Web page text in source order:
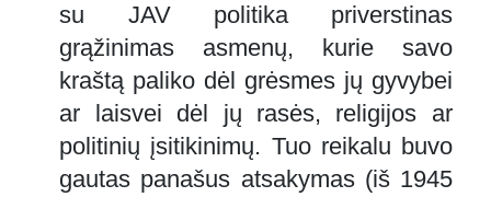
su JAV politika priverstinas
grąžinimas asmenų, kurie savo
kraštą paliko dėl grėsmes jų gyvybei
ar laisvei dėl jų rasės, religijos ar
politinių įsitikinimų. Tuo reikalu buvo
gautas panašus atsakymas (iš 1945